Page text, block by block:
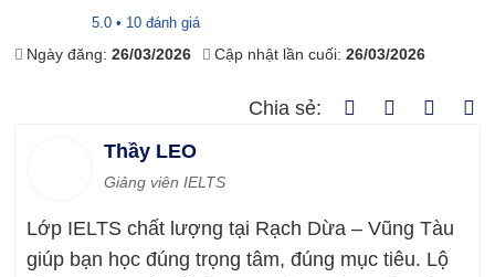
5.0 • 10 đánh giá
Ngày đăng:26/03/2026 Cập nhật lần cuối:26/03/2026
Chia sẻ:
Thầy LEO
Giảng viên IELTS
Lớp IELTS chất lượng tại Rạch Dừa – Vũng Tàu
giúp bạn học đúng trọng tâm, đúng mục tiêu. Lộ